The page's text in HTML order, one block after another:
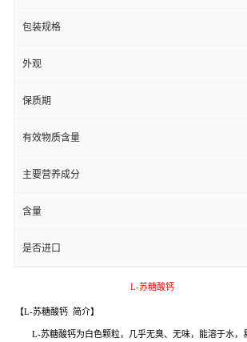
包装规格
外观
保质期
有效物质含量
主要营养成分
含量
是否进口
L-苏糖酸钙
【L-苏糖酸钙 简介】
L-苏糖酸钙为白色颗粒，几乎无臭、无味，能溶于水，